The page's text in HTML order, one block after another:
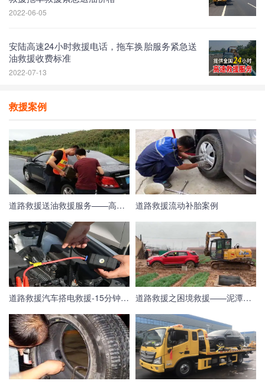
2022-06-05
安陆高速24小时救援电话，拖车换胎服务紧急送
油救援收费标准
2022-07-13
救援案例
道路救援送油救援服务——高速救援紧急送油服务 道路救援流动补胎案例
道路救援汽车搭电救援-15分钟极速完成搭电救援 道路救援之困境救援——泥潭中拽出车辆